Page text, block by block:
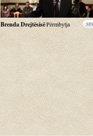
Brenda DrejtësisëPërmbytja